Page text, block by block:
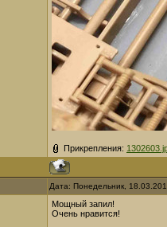
Прикрепления:
Дата: Понедельник,
Мощный запил!
Очень нравится!